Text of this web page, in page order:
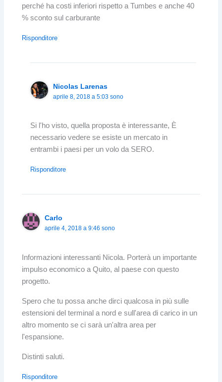
perché ha costi inferiori rispetto a Tumbes e anche 40
% sconto sul carburante
Risponditore
Nicolas Larenas
aprile 8, 2018 a 5:03 sono
Si l'ho visto, quella proposta è interessante, È
necessario vedere se esiste un mercato in
entrambi i paesi per un volo da SERO.
Risponditore
Carlo
aprile 4, 2018 a 9:46 sono
Informazioni interessanti Nicola. Porterà un importante
impulso economico a Quito, al paese con questo
progetto.
Spero che tu possa anche dirci qualcosa in più sulle
estensioni del terminal a nord e sull'area di carico in un
altro momento se ci sarà un'altra area per
l'espansione.
Distinti saluti.
Risponditore